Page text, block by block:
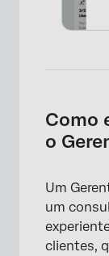
Como
o
Um
um
clientes,